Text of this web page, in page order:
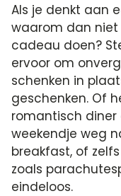
Als je denkt aan
waarom dan niet
cadeau doen?
ervoor om
schenken in
geschenken. Of
romantisch diner
weekendje weg
breakfast, of
zoals
eindeloos.